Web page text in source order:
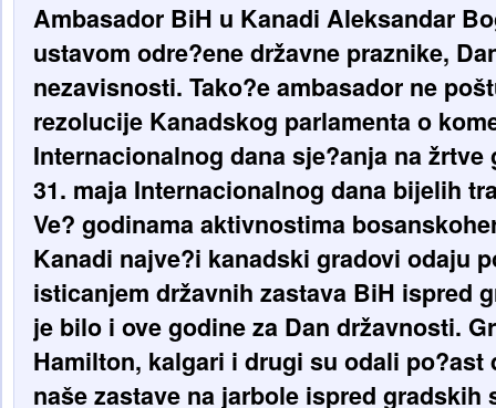
Ambasador BiH u Kanadi Aleksandar
ustavom odre?ene državne praznike,
nezavisnosti. Tako?e ambasador ne
rezolucije Kanadskog parlamenta o
Internacionalnog dana sje?anja na
31. maja Internacionalnog dana bijelih
Ve? godinama aktivnostima
Kanadi najve?i kanadski gradovi odaju
isticanjem državnih zastava BiH ispred
je bilo i ove godine za Dan državnosti.
Hamilton, kalgari i drugi su odali
naše zastave na jarbole ispred